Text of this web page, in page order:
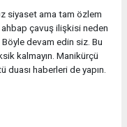
siyaset ama tam özlem
çavuş ilişkisi neden
devam edin siz. Bu
kalmayın. Manikürçü
duası haberleri de yapın.